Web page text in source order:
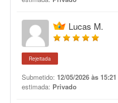
Lucas M.
Rejeitada
Submetido: 12/05/2026 às 15:21
estimada: Privado